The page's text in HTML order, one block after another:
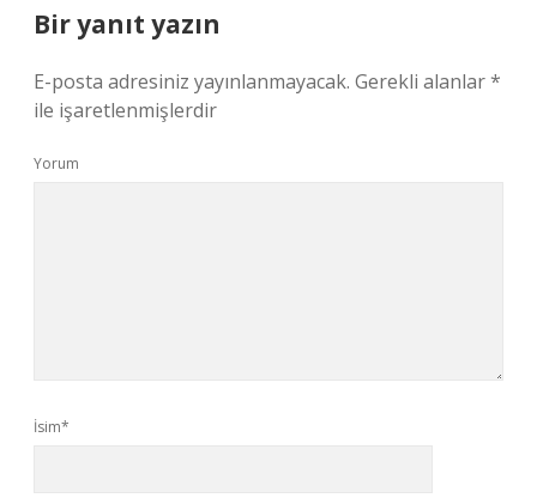
Bir yanıt yazın
E-posta adresiniz yayınlanmayacak. Gerekli alanlar*
ile işaretlenmişlerdir
Yorum
İsim*